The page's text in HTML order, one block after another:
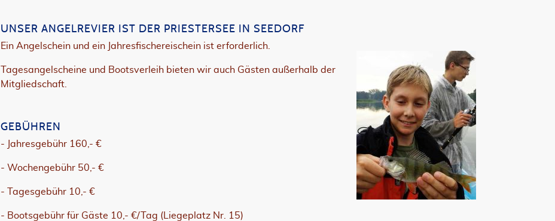
UNSER ANGELREVIER IST DER PRIESTERSEE IN SEEDORF
Ein Angelschein und ein Jahresfischereischein ist erforderlich.
Tagesangelscheine und Bootsverleih bieten wir auch Gästen außerhalb der
Mitgliedschaft.
GEBÜHREN
- Jahresgebühr 160,- €
- Wochengebühr 50,- €
- Tagesgebühr 10,- €
- Bootsgebühr für Gäste 10,- €/Tag (Liegeplatz Nr. 15)